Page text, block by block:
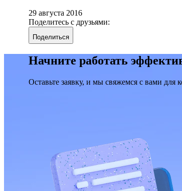
29 августа 2016
Поделитесь с друзьями:
Поделиться
Начните работать
Оставьте заявку, и мы свяжемся с вами для